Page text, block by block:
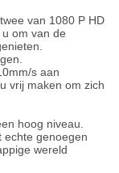
van 1080 P HD
om van de
s aan
vrij maken om zich
hoog niveau.
echte genoegen
wereld